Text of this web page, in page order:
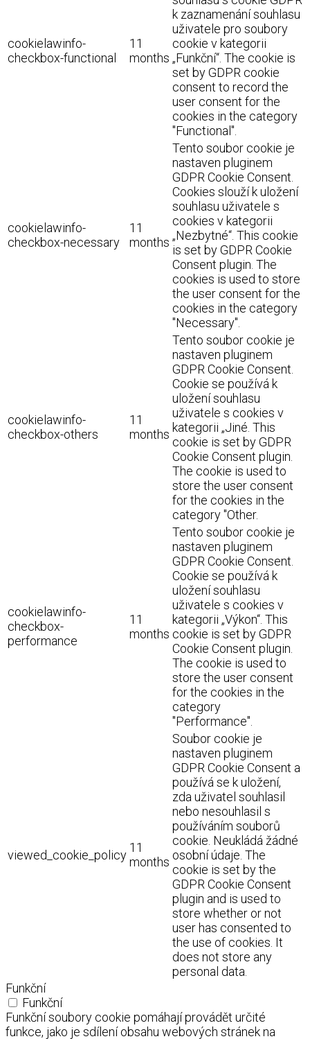
cookielawinfo-
checkbox-functional
11
months
k zaznamenání souhlasu
uživatele pro soubory
cookie v kategorii
„Funkční“. The cookie is
set by GDPR cookie
consent to record the
user consent for the
cookies in the category
"Functional".
cookielawinfo-
checkbox-necessary
11
months
Tento soubor cookie je
nastaven pluginem
GDPR Cookie Consent.
Cookies slouží k uložení
souhlasu uživatele s
cookies v kategorii
„Nezbytné“. This cookie
is set by GDPR Cookie
Consent plugin. The
cookies is used to store
the user consent for the
cookies in the category
"Necessary".
cookielawinfo-
checkbox-others
11
months
Tento soubor cookie je
nastaven pluginem
GDPR Cookie Consent.
Cookie se používá k
uložení souhlasu
uživatele s cookies v
kategorii „Jiné. This
cookie is set by GDPR
Cookie Consent plugin.
The cookie is used to
store the user consent
for the cookies in the
category "Other.
cookielawinfo-
checkbox-
performance
11
months
Tento soubor cookie je
nastaven pluginem
GDPR Cookie Consent.
Cookie se používá k
uložení souhlasu
uživatele s cookies v
kategorii „Výkon“. This
cookie is set by GDPR
Cookie Consent plugin.
The cookie is used to
store the user consent
for the cookies in the
category
"Performance".
viewed_cookie_policy
11
months
Soubor cookie je
nastaven pluginem
GDPR Cookie Consent a
používá se k uložení,
zda uživatel souhlasil
nebo nesouhlasil s
používáním souborů
cookie. Neukládá žádné
osobní údaje. The
cookie is set by the
GDPR Cookie Consent
plugin and is used to
store whether or not
user has consented to
the use of cookies. It
does not store any
personal data.
Funkční
Funkční
Funkční soubory cookie pomáhají provádět určité
funkce, jako je sdílení obsahu webových stránek na